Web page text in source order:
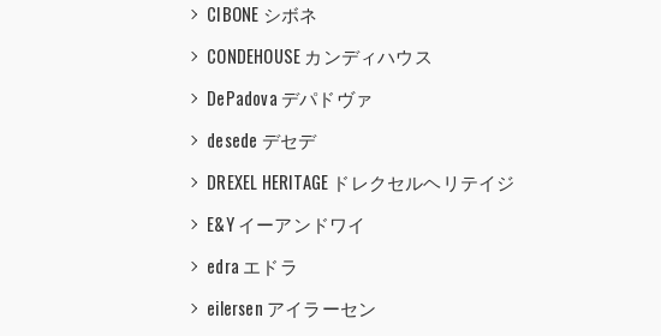
CIBONE シボネ
CONDEHOUSE カンディハウス
DePadova デパドヴァ
desede デセデ
DREXEL HERITAGE ドレクセルヘリテイジ
E&Y イーアンドワイ
edra エドラ
eilersen アイラーセン